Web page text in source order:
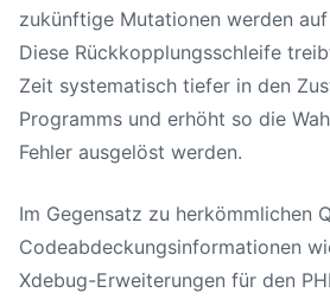
zukünftige Mutationen werden
Diese Rückkopplungsschleife
Zeit systematisch tiefer in den
Programms und erhöht so die
Fehler ausgelöst werden.
Im Gegensatz zu herkömmlichen
Codeabdeckungsinformationen
Xdebug-Erweiterungen für den